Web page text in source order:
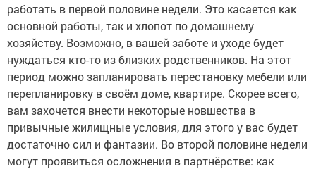
работать в первой половине недели. Это касается как
основной работы, так и хлопот по домашнему
хозяйству. Возможно, в вашей заботе и уходе будет
нуждаться кто-то из близких родственников. На этот
период можно запланировать перестановку мебели или
перепланировку в своём доме, квартире. Скорее всего,
вам захочется внести некоторые новшества в
привычные жилищные условия, для этого у вас будет
достаточно сил и фантазии. Во второй половине недели
могут проявиться осложнения в партнёрстве: как